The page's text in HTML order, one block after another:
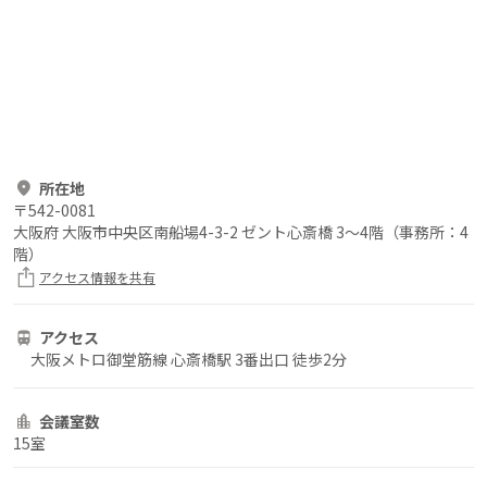
所在地
〒542-0081
大阪府 大阪市中央区南船場4-3-2 ゼント心斎橋 3～4階（事務所：4
階）
アクセス情報を共有
アクセス
大阪メトロ御堂筋線 心斎橋駅 3番出口 徒歩2分
会議室数
15室